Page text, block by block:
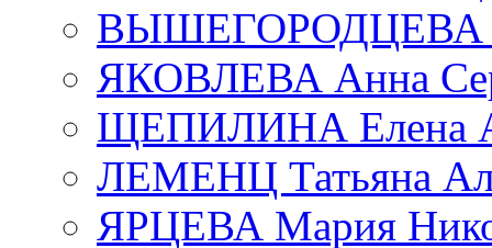
ВЫШЕГОРОДЦЕВА
ЯКОВЛЕВА Анна
ЩЕПИЛИНА Елена
ЛЕМЕНЦ Татьяна
ЯРЦЕВА Мария